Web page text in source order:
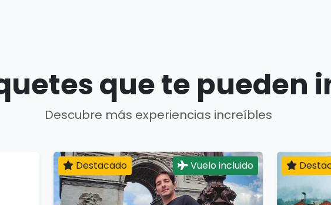
que te pueden
Descubre más experiencias increíbles
Destacado Vuelo incluido